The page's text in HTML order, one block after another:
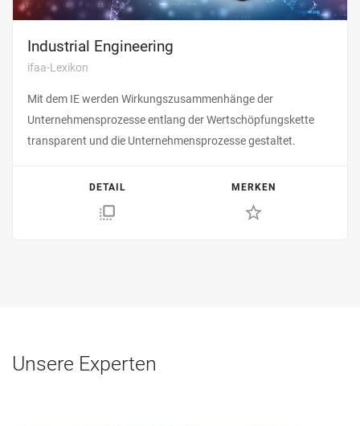
Industrial Engineering
ifaa-Lexikon
Mit dem IE werden Wirkungszusammenhänge der
Unternehmensprozesse entlang der Wertschöpfungskette
transparent und die Unternehmensprozesse gestaltet.
DETAIL
flip_to_front
MERKEN
star_border
Unsere Experten